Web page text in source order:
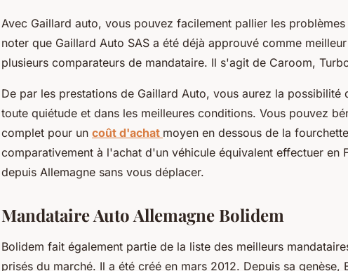
Avec Gaillard auto, vous pouvez facilement pallier les
noter que Gaillard Auto SAS a été déjà approuvé comme
plusieurs comparateurs de mandataire. Il s'agit de Caroom,
De par les prestations de Gaillard Auto, vous aurez la
toute quiétude et dans les meilleures conditions. Vous pouvez
complet pour un coût d'achat moyen en dessous de la
comparativement à l'achat d'un véhicule équivalent effectuer en
depuis Allemagne sans vous déplacer.
Mandataire Auto Allemagne Bolidem
Bolidem fait également partie de la liste des meilleurs
prisés du marché. Il a été créé en mars 2012. Depuis sa